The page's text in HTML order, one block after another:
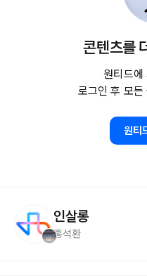
콘텐츠를
원티드에
로그인 후 모든
원티
인살롱
홍석환